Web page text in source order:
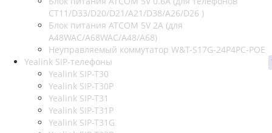
CT11/D33/D20/D21/A21/D38/A26/D26 )
Блок питания ATCOM 5V 2A (для
A48WAC/A68WAC/A48/A68)
Неуправляемый коммутатор W&T-S17G-24P4PC-POE
Yealink SIP-телефоны
Yealink SIP-T30
Yealink SIP-T30P
Yealink SIP-T31
Yealink SIP-T31P
Yealink SIP-T31G